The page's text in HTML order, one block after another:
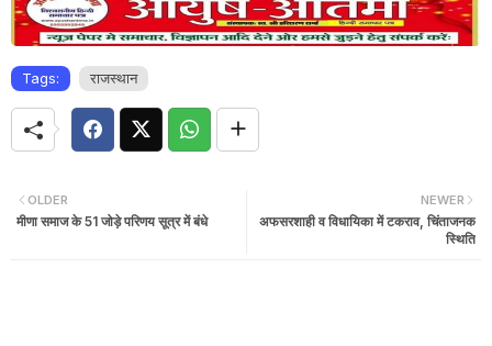
Tags: राजस्थान
NEWER
अफसरशाही व विधायिका में टकराव, चिंताजनक
स्थिति
OLDER
मीणा समाज के 51 जोड़े परिणय सूत्र में बंधे